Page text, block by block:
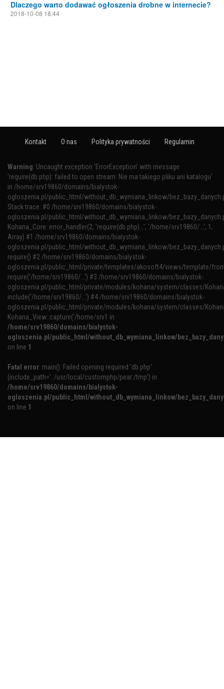
Dlaczego warto dodawać ogłoszenia drobne w internecie?
2018-10-08 18:44
Kontakt O nas Polityka prywatności Regulamin
Warning: Uncaught exception 'ErrorException' with message
'require(db.php): failed to open stream: Nie ma takiego pliku ani katalogu'
in /home/srv19860/domains/bialystok-
ogloszenia.pl/public_html/without_db_wymiana_linkow/
Stack trace: #0 /home/srv19860/domains/bialystok-
ogloszenia.pl/public_html/without_db_wymiana_linkow/
Kohana_Core::error_handler(2, 'require(db.php)...', '/home/srv19860/...', 1,
Array) #1 /home/srv19860/domains/bialystok-
ogloszenia.pl/public_html/without_db_wymiana_linkow/
require() #2 /home/srv19860/domains/bialystok-
ogloszenia.pl/public_html/private/templates/akosoft4/views/template/
require('/home/srv19860/...') #3 /home/srv19860/domains/bialystok-
ogloszenia.pl/public_html/private/modules/kohana/system/classes/
include('/home/srv19860/...') #4 /home/srv19860/domains/bialystok-
ogloszenia.pl/public_html/private/modules/kohana/system/classes/
Kohana_View::capture('/home/srv1 in
/home/srv19860/domains/bialystok-
ogloszenia.pl/public_html/without_db_wymiana_linkow/
on line 1
Fatal error: main(): Failed opening required 'db.php'
(include_path='.:/usr/local/customphp/pear:/tmp') in
/home/srv19860/domains/bialystok-
ogloszenia.pl/public_html/without_db_wymiana_linkow/
on line 1